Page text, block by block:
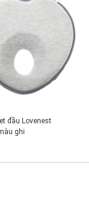
đầu Lovenest
ghi